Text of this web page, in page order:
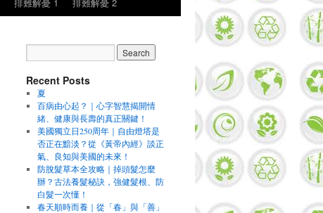
Recent Posts
夏
百病由心起？｜心字智慧揭開情
緒、健康與長壽的真正關鍵！
美國獨立日250周年｜自由燈塔是
否正在黯淡？從《黃帝內經》談正
氣、良知與美國的未來！
防脫髮草本全攻略｜掉頭髮怎麼
辦？古法養髮秘訣，強健髮根、防
白髮一次懂！
春天順時而養｜從「春」與「善」